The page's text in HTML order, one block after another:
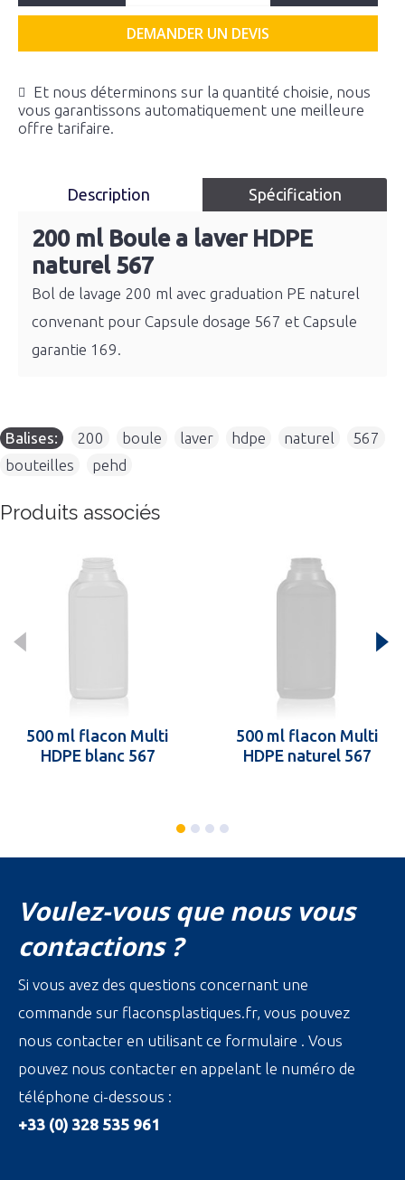
DEMANDER UN DEVIS
Et nous déterminons sur la quantité choisie, nous
vous garantissons automatiquement une meilleure
offre tarifaire.
Description Spécification
200 ml Boule a laver HDPE
naturel 567
Bol de lavage 200 ml avec graduation PE naturel
convenant pour Capsule dosage 567 et Capsule
garantie 169.
Balises: 200 boule laver hdpe naturel 567
bouteilles
pehd
Produits associés
500 ml flacon Multi
HDPE blanc 567
500 ml flacon Multi
HDPE naturel 567
Voulez-vous que nous vous
contactions ?
Si vous avez des questions concernant une
commande sur flaconsplastiques.fr, vous pouvez
nous contacter en utilisant ce formulaire . Vous
pouvez nous contacter en appelant le numéro de
téléphone ci-dessous :
+33 (0) 328 535 961